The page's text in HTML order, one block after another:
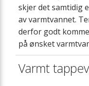
skjer det samtidig
av varmtvannet.
derfor godt
på ønsket
Varmt